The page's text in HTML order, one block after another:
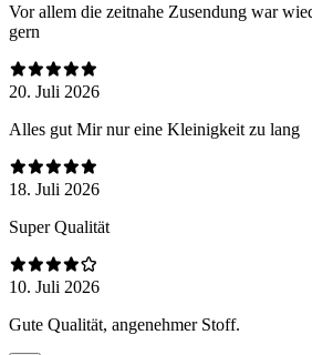
Vor allem die zeitnahe Zusendung war
gern
20. Juli 2026
Alles gut Mir nur eine Kleinigkeit zu lang
18. Juli 2026
Super Qualität
10. Juli 2026
Gute Qualität, angenehmer Stoff.